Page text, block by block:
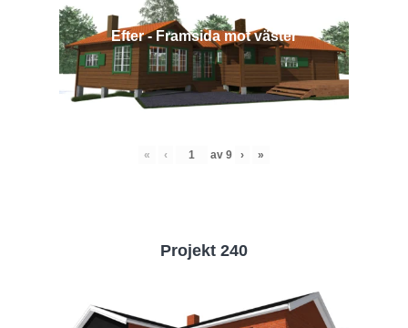
Efter - Framsida mot väster
« ‹ av 9 › »
Projekt 240